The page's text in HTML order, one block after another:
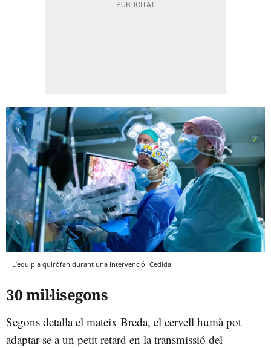
L’equip a quiròfan durant una intervenció Cedida
30 mil·lisegons
Segons detalla el mateix Breda, el cervell humà pot
adaptar-se a un petit retard en la transmissió del